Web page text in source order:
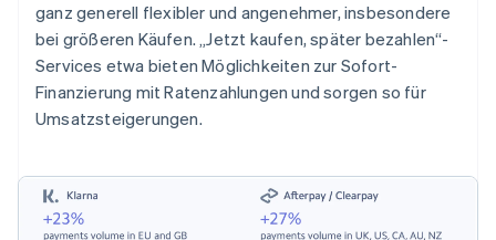
ganz generell flexibler und angenehmer, insbesondere
bei größeren Käufen. „Jetzt kaufen, später bezahlen“-
Services etwa bieten Möglichkeiten zur Sofort-
Finanzierung mit Ratenzahlungen und sorgen so für
Umsatzsteigerungen.